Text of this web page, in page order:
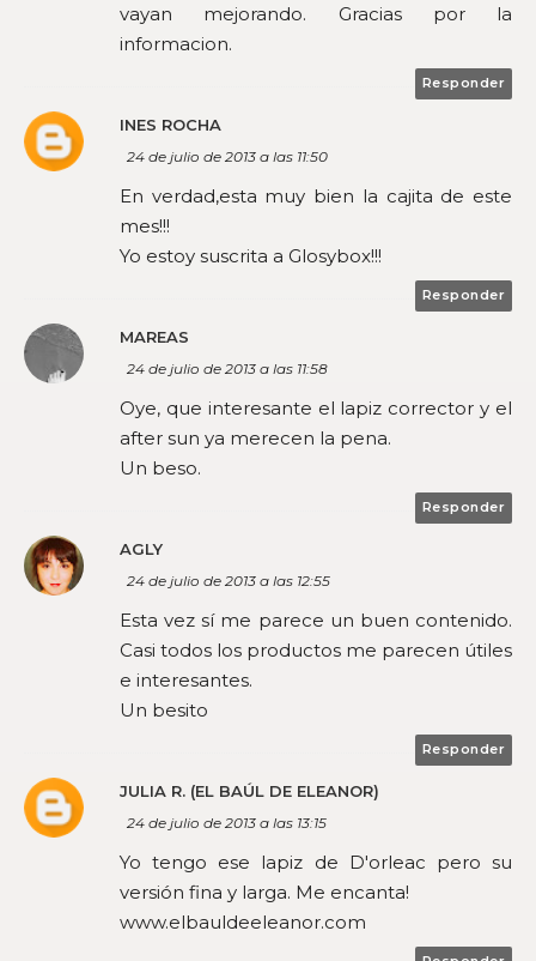
vayan mejorando. Gracias por la
informacion.
Responder
INES ROCHA
24 de julio de 2013 a las 11:50
En verdad,esta muy bien la cajita de este
mes!!!
Yo estoy suscrita a Glosybox!!!
Responder
MAREAS
24 de julio de 2013 a las 11:58
Oye, que interesante el lapiz corrector y el
after sun ya merecen la pena.
Un beso.
Responder
AGLY
24 de julio de 2013 a las 12:55
Esta vez sí me parece un buen contenido.
Casi todos los productos me parecen útiles
e interesantes.
Un besito
Responder
JULIA R. (EL BAÚL DE ELEANOR)
24 de julio de 2013 a las 13:15
Yo tengo ese lapiz de D'orleac pero su
versión fina y larga. Me encanta!
www.elbauldeeleanor.com